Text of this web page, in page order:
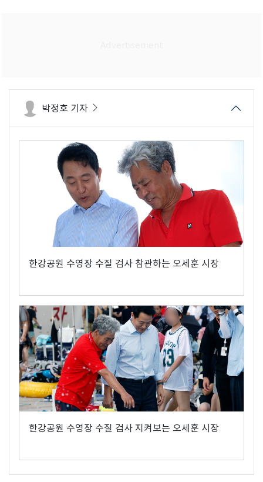
박정호 기자
한강공원 수영장 수질 검사 참관하는 오세훈 시장
한강공원 수영장 수질 검사 지켜보는 오세훈 시장